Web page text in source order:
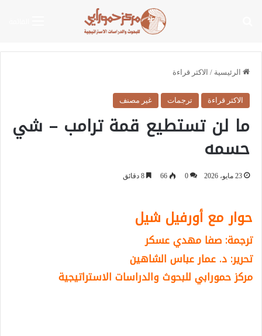
الرئيسية / الاكثر قراءة
الاكثر قراءة ترجمات غير مصنف
ما لن تستطيع قمة ترامب – شي
حسمه
23 مايو، 2026 0
66
حوار مع أورفيل شيل
ترجمة: صفا مهدي عسكر
تحرير: د. عمار عباس الشاهين
مركز حمورابي للبحوث والدراسات الاستراتيجية